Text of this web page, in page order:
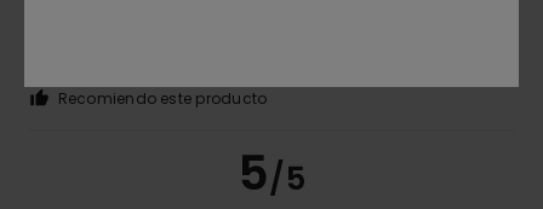
Recomiendo este producto
5/5